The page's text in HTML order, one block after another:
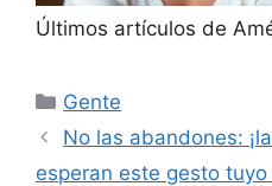
Últimos artículos de
Categorías
Gente
No las abandones:
esperan este gesto